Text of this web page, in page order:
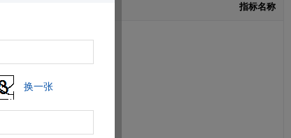
指标名称
换一张